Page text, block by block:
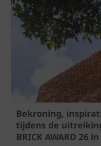
Bekroning,
tijdens de
BRICK AWARD 26